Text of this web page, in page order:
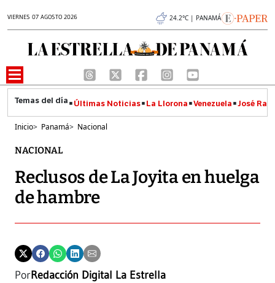
VIERNES 07 AGOSTO 2026 24.2°C | PANAMÁ
Últimas Noticias La Llorona Venezuela José
Inicio> Panamá> Nacional
NACIONAL
Reclusos de La Joyita en huelga
de hambre
PorRedacción Digital La Estrella